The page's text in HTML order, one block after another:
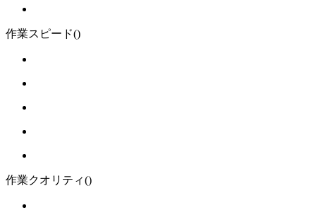
作業スピード()
作業クオリティ()